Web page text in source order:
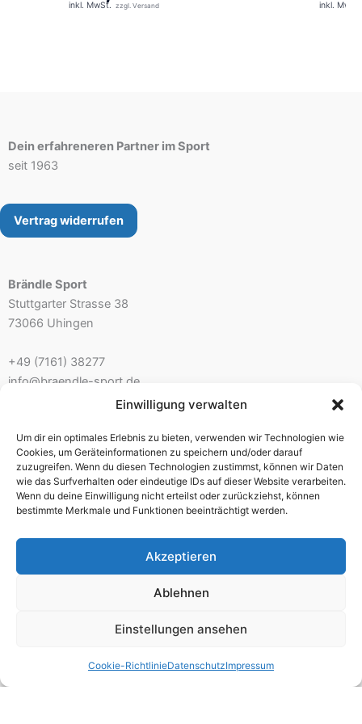
Einwilligung verwalten
Um dir ein optimales Erlebnis zu bieten, verwenden wir Technologien wie
Cookies, um Geräteinformationen zu speichern und/oder darauf
zuzugreifen. Wenn du diesen Technologien zustimmst, können wir Daten
wie das Surfverhalten oder eindeutige IDs auf dieser Website verarbeiten.
Wenn du deine Einwilligung nicht erteilst oder zurückziehst, können
bestimmte Merkmale und Funktionen beeinträchtigt werden.
Akzeptieren
Ablehnen
Einstellungen ansehen
Cookie-RichtlinieDatenschutzImpressum
inkl. MwSt. inkl. MwSt.
Dein erfahreneren Partner im Sport
seit 1963
Vertrag widerrufen
Brändle Sport
Stuttgarter Strasse 38
73066 Uhingen
+49 (7161) 38277
info@braendle-sport.de
Mo. 10.00 – 12.30 Uhr 14.00 – 18.00 Uhr
Di./Mi. geschlossen – nur mit Beratungstermin
Do./Fr. 10.00 – 12.30 Uhr 14.00 – 18.00 Uhr
Sa. 9.30 – 13.00 Uhr
Impressum
Widerrufsbelehrung
Zahlungsarten